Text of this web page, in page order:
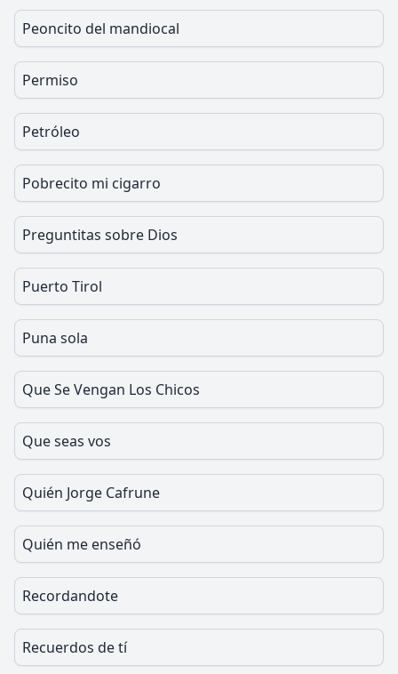
Peoncito del mandiocal
Permiso
Petróleo
Pobrecito mi cigarro
Preguntitas sobre Dios
Puerto Tirol
Puna sola
Que Se Vengan Los Chicos
Que seas vos
Quién Jorge Cafrune
Quién me enseñó
Recordandote
Recuerdos de tí